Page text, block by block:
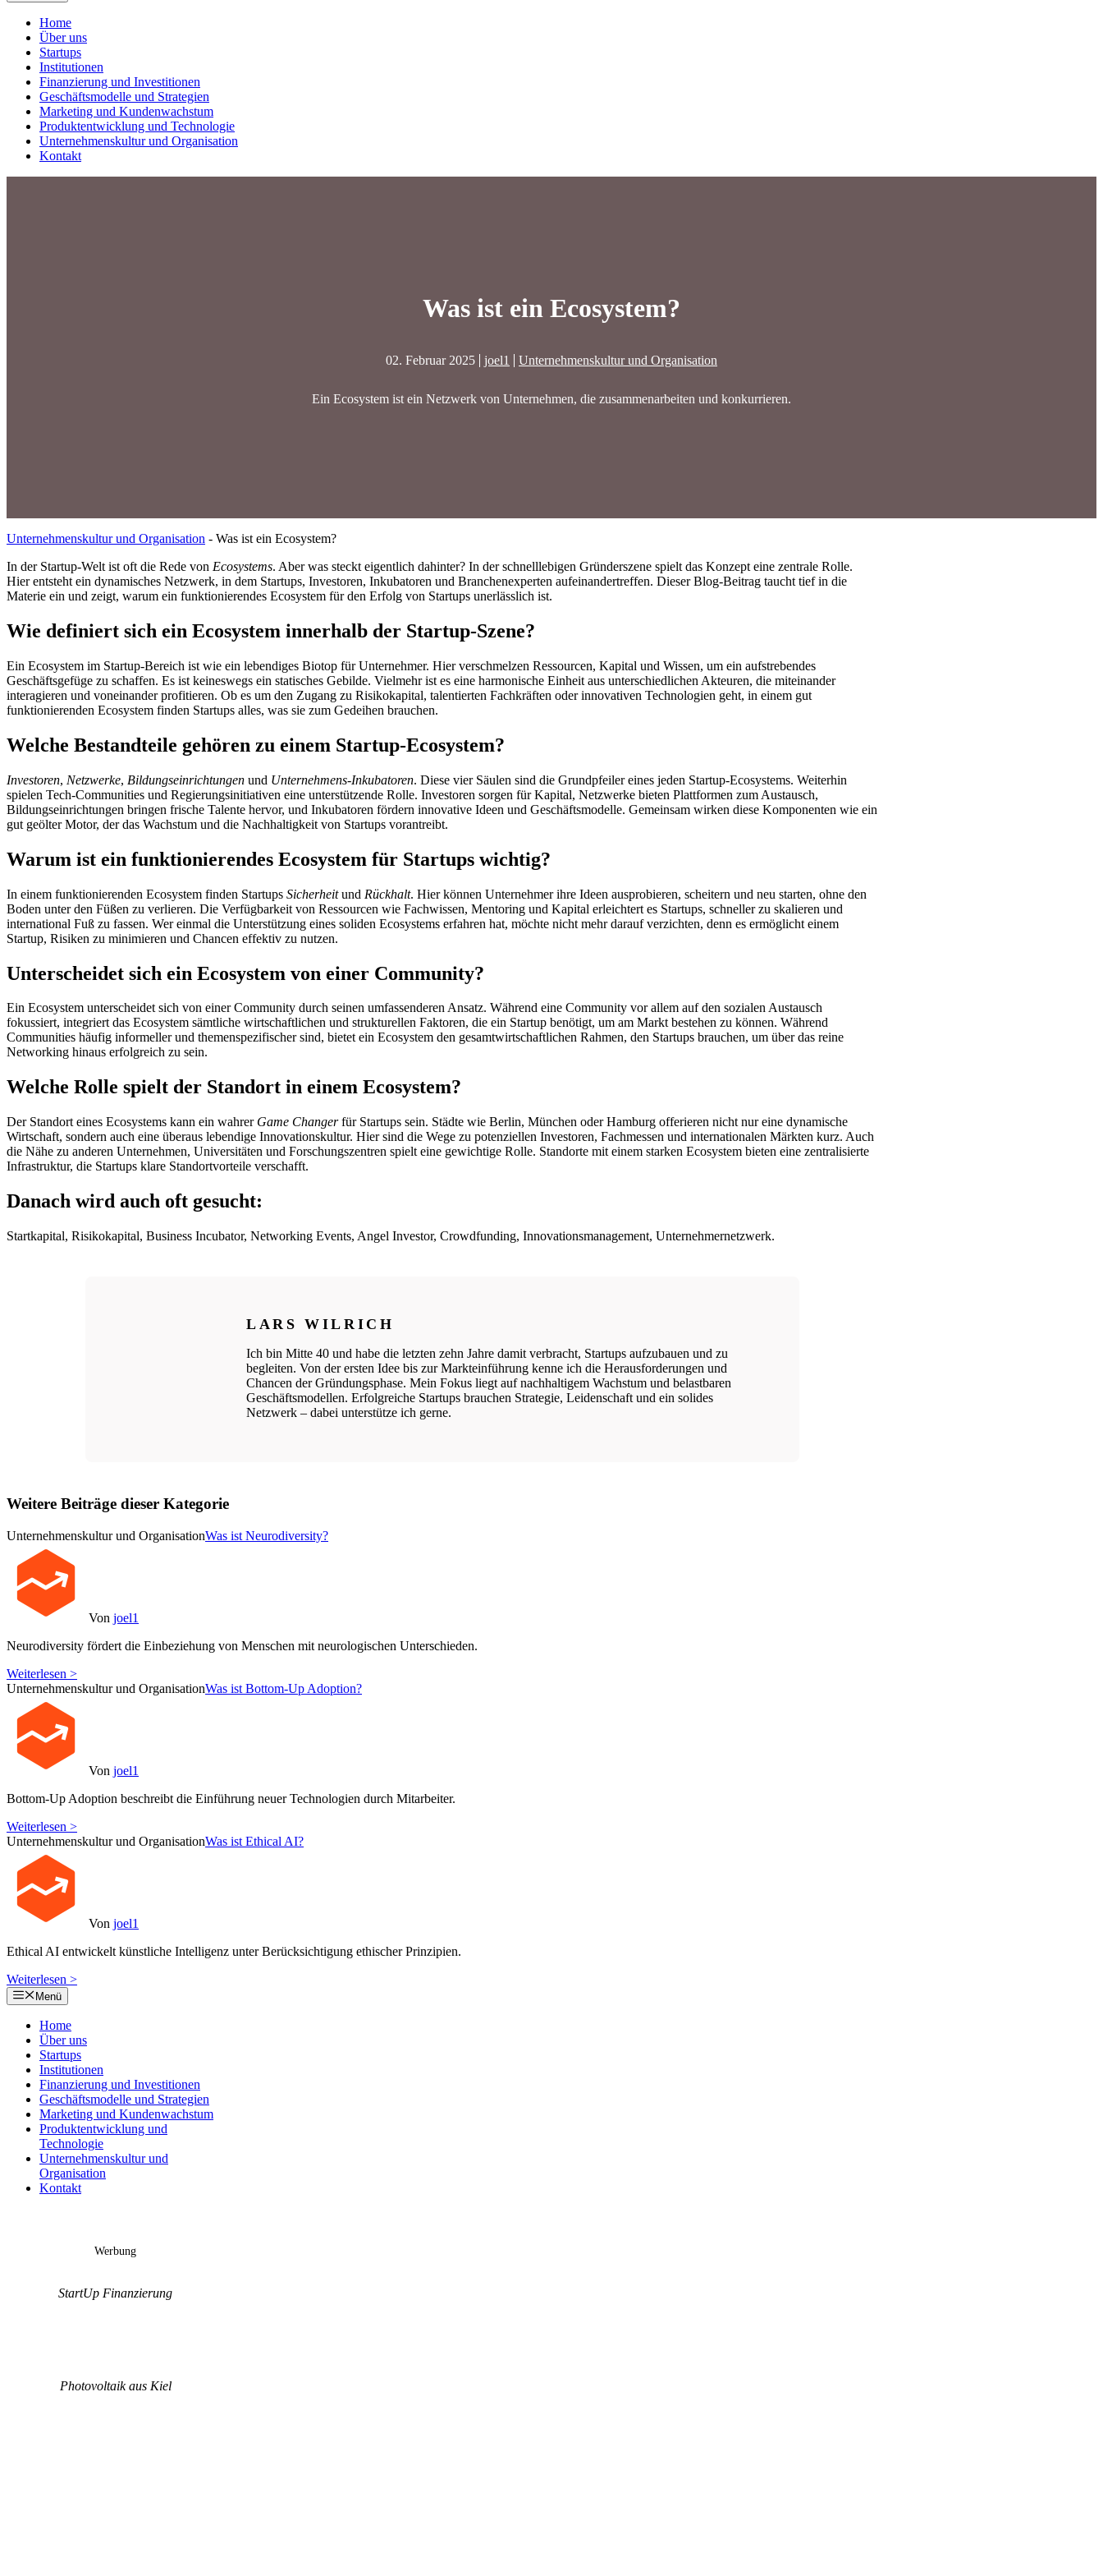
Home
Über uns
Startups
Institutionen
Finanzierung und Investitionen
Geschäftsmodelle und Strategien
Marketing und Kundenwachstum
Produktentwicklung und Technologie
Unternehmenskultur und Organisation
Kontakt
Was ist ein Ecosystem?
02. Februar 2025 joel1 Unternehmenskultur und Organisation
Ein Ecosystem ist ein Netzwerk von Unternehmen, die zusammenarbeiten und konkurrieren.
Unternehmenskultur und Organisation - Was ist ein Ecosystem?
In der Startup-Welt ist oft die Rede von Ecosystems. Aber was steckt eigentlich dahinter? In der schnelllebigen Gründerszene spielt das Konzept eine zentrale Rolle.
Hier entsteht ein dynamisches Netzwerk, in dem Startups, Investoren, Inkubatoren und Branchenexperten aufeinandertreffen. Dieser Blog-Beitrag taucht tief in die
Materie ein und zeigt, warum ein funktionierendes Ecosystem für den Erfolg von Startups unerlässlich ist.
Wie definiert sich ein Ecosystem innerhalb der Startup-Szene?
Ein Ecosystem im Startup-Bereich ist wie ein lebendiges Biotop für Unternehmer. Hier verschmelzen Ressourcen, Kapital und Wissen, um ein aufstrebendes
Geschäftsgefüge zu schaffen. Es ist keineswegs ein statisches Gebilde. Vielmehr ist es eine harmonische Einheit aus unterschiedlichen Akteuren, die miteinander
interagieren und voneinander profitieren. Ob es um den Zugang zu Risikokapital, talentierten Fachkräften oder innovativen Technologien geht, in einem gut
funktionierenden Ecosystem finden Startups alles, was sie zum Gedeihen brauchen.
Welche Bestandteile gehören zu einem Startup-Ecosystem?
Investoren, Netzwerke, Bildungseinrichtungen und Unternehmens-Inkubatoren. Diese vier Säulen sind die Grundpfeiler eines jeden Startup-Ecosystems. Weiterhin
spielen Tech-Communities und Regierungsinitiativen eine unterstützende Rolle. Investoren sorgen für Kapital, Netzwerke bieten Plattformen zum Austausch,
Bildungseinrichtungen bringen frische Talente hervor, und Inkubatoren fördern innovative Ideen und Geschäftsmodelle. Gemeinsam wirken diese Komponenten wie ein
gut geölter Motor, der das Wachstum und die Nachhaltigkeit von Startups vorantreibt.
Warum ist ein funktionierendes Ecosystem für Startups wichtig?
In einem funktionierenden Ecosystem finden Startups Sicherheitund Rückhalt. Hier können Unternehmer ihre Ideen ausprobieren, scheitern und neu starten, ohne den
Boden unter den Füßen zu verlieren. Die Verfügbarkeit von Ressourcen wie Fachwissen, Mentoring und Kapital erleichtert es Startups, schneller zu skalieren und
international Fuß zu fassen. Wer einmal die Unterstützung eines soliden Ecosystems erfahren hat, möchte nicht mehr darauf verzichten, denn es ermöglicht einem
Startup, Risiken zu minimieren und Chancen effektiv zu nutzen.
Unterscheidet sich ein Ecosystem von einer Community?
Ein Ecosystem unterscheidet sich von einer Community durch seinen umfassenderen Ansatz. Während eine Community vor allem auf den sozialen Austausch
fokussiert, integriert das Ecosystem sämtliche wirtschaftlichen und strukturellen Faktoren, die ein Startup benötigt, um am Markt bestehen zu können. Während
Communities häufig informeller und themenspezifischer sind, bietet ein Ecosystem den gesamtwirtschaftlichen Rahmen, den Startups brauchen, um über das reine
Networking hinaus erfolgreich zu sein.
Welche Rolle spielt der Standort in einem Ecosystem?
Der Standort eines Ecosystems kann ein wahrer Game Changerfür Startups sein. Städte wie Berlin, München oder Hamburg offerieren nicht nur eine dynamische
Wirtschaft, sondern auch eine überaus lebendige Innovationskultur. Hier sind die Wege zu potenziellen Investoren, Fachmessen und internationalen Märkten kurz. Auch
die Nähe zu anderen Unternehmen, Universitäten und Forschungszentren spielt eine gewichtige Rolle. Standorte mit einem starken Ecosystem bieten eine zentralisierte
Infrastruktur, die Startups klare Standortvorteile verschafft.
Danach wird auch oft gesucht:
Startkapital, Risikokapital, Business Incubator, Networking Events, Angel Investor, Crowdfunding, Innovationsmanagement, Unternehmernetzwerk.
LARS WILRICH
Ich bin Mitte 40 und habe die letzten zehn Jahre damit verbracht, Startups aufzubauen und zu
begleiten. Von der ersten Idee bis zur Markteinführung kenne ich die Herausforderungen und
Chancen der Gründungsphase. Mein Fokus liegt auf nachhaltigem Wachstum und belastbaren
Geschäftsmodellen. Erfolgreiche Startups brauchen Strategie, Leidenschaft und ein solides
Netzwerk – dabei unterstütze ich gerne.
Weitere Beiträge dieser Kategorie
Unternehmenskultur und OrganisationWas ist Neurodiversity?
Von joel1
Neurodiversity fördert die Einbeziehung von Menschen mit neurologischen Unterschieden.
Weiterlesen >
Unternehmenskultur und OrganisationWas ist Bottom-Up Adoption?
Von joel1
Bottom-Up Adoption beschreibt die Einführung neuer Technologien durch Mitarbeiter.
Weiterlesen >
Unternehmenskultur und OrganisationWas ist Ethical AI?
Von joel1
Ethical AI entwickelt künstliche Intelligenz unter Berücksichtigung ethischer Prinzipien.
Weiterlesen >
Menü
Home
Über uns
Startups
Institutionen
Finanzierung und Investitionen
Geschäftsmodelle und Strategien
Marketing und Kundenwachstum
Produktentwicklung und
Technologie
Unternehmenskultur und
Organisation
Kontakt
Werbung
StartUp Finanzierung
Photovoltaik aus Kiel